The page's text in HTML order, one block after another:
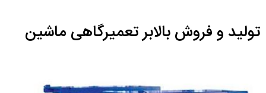
تولید و فروش بالابر تعمیرگاهی ماشین